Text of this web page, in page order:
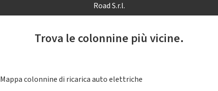
Road S.r.l.
Trova le colonnine più vicine.
Mappa colonnine di ricarica auto elettriche